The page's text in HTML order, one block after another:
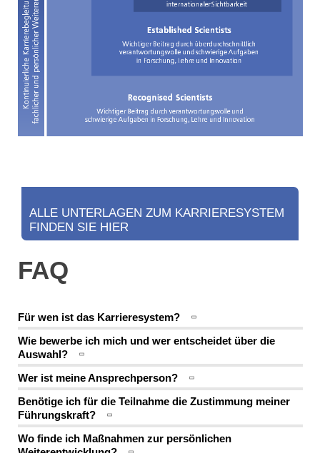
ALLE UNTERLAGEN ZUM KARRIERESYSTEM
FINDEN SIE HIER
FAQ
Für wen ist das Karrieresystem?
Wie bewerbe ich mich und wer entscheidet über die
Auswahl?
Wer ist meine Ansprechperson?
Benötige ich für die Teilnahme die Zustimmung meiner
Führungskraft?
Wo finde ich Maßnahmen zur persönlichen